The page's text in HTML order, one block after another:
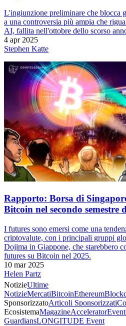
L'ingiunzione preliminare che blocca
a una controversia più ampia che
AI, fallita nell'ottobre dello scorso
4 apr 2025
Stephen Katte
Rapporto: Borsa di
Bitcoin nel secondo semestre
I futures sono emersi come una
criptovalute, con i principali gruppi
Dojima in Giappone, che starebbero
futures su Bitcoin nel 2025.
10 mar 2025
Helen Partz
NotizieUltime
NotizieMercatiBitcoinEthereum
SponsorizzatoArticoli Sponsorizzati
EcosistemaMagazineAccelerator
GuardiansLONGITUDE Event